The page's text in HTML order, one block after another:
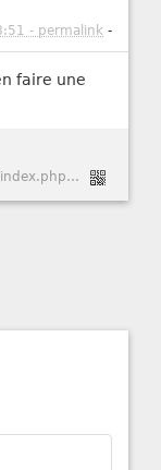
- permalink -
faire une
http://lehollandaisvolant.net/index.php?mode=links&id=20140902162449